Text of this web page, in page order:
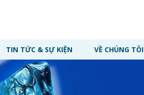
TIN TỨC & SỰ KIỆN VỀ CHÚNG TÔI